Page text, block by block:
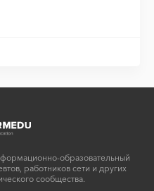
образовательный
работников сети и других
сообщества.